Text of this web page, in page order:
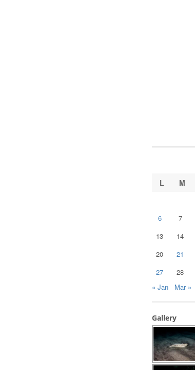
L
M
6
7
13
14
20
21
27
28
« Jan
Mar »
Gallery